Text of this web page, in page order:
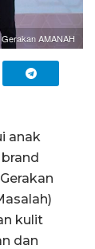
Gerakan AMANAH
anak
kulit
dan